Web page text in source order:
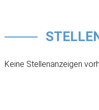
Keine Stellenanzeigen